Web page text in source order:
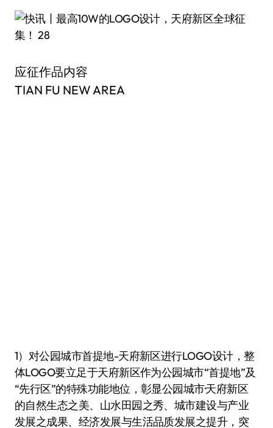
应征作品内容
TIAN FU NEW AREA
1）对公园城市首提地-天府新区进行LOGO设计，整
体LOGO要立足于天府新区作为公园城市“首提地”及
“先行区”的特殊功能地位，彰显公园城市·天府新区
的自然生态之美、山水田园之秀、城市建设与产业
发展之成果、经济发展与生活品质发展之提升，突